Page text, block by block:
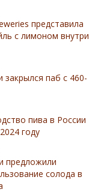
представила
с лимоном внутри
закрылся паб с 460-
пива в России
году
предложили
солода в